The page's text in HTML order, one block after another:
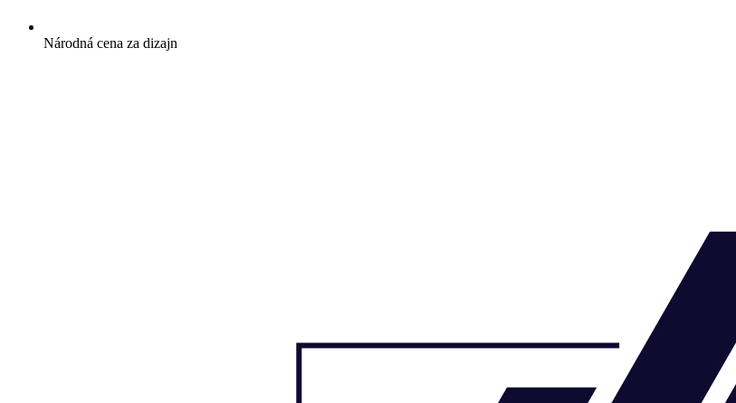
Národná cena za dizajn